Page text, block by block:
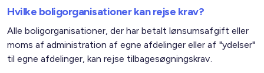
Hvilke boligorganisationer kan rejse krav?
Alle boligorganisationer, der har betalt lønsumsafgift eller
moms af administration af egne afdelinger eller af "ydelser"
til egne afdelinger, kan rejse tilbagesøgningskrav.